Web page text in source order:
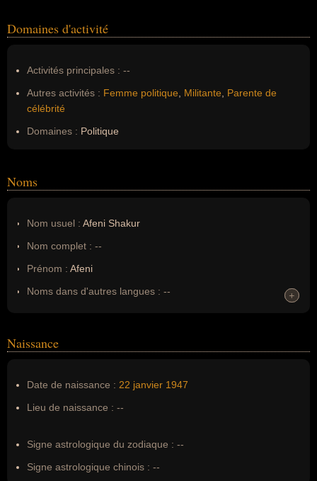
Domaines d'activité
Activités principales : --
Autres activités : Femme politique Militante
Parente de
célébrité
Domaines : Politique
Noms
Nom usuel : Afeni Shakur
Nom complet : --
Prénom : Afeni
Noms dans d'autres langues : --
Nom de famille :Shakur
+
+
Naissance
Date de naissance : 22 janvier 1947
Lieu de naissance : --
Signe astrologique du zodiaque : --
Signe astrologique chinois : --